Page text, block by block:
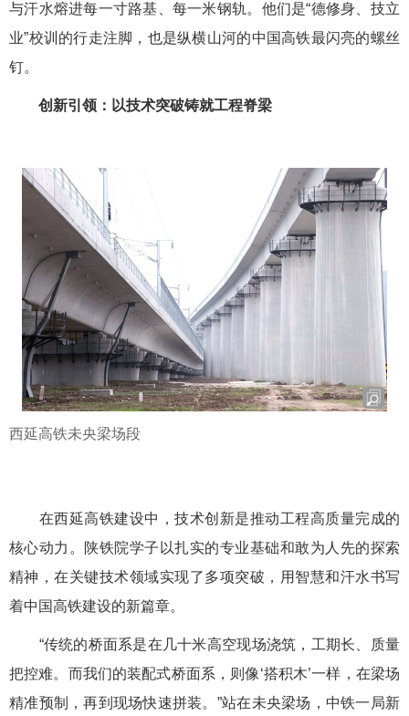
与汗水熔进每一寸路基、每一米钢轨。他们是“德修身、技立
业”校训的行走注脚，也是纵横山河的中国高铁最闪亮的螺丝
钉。
创新引领 ：以技术突破铸就工程脊梁
西延高铁未央梁场段
在西延高铁建设中，技术创新是推动工程高质量完成的
核心动力。陕铁院学子以扎实的专业基础和敢为人先的探索
精神，在关键技术领域实现了多项突破，用智慧和汗水书写
着中国高铁建设的新篇章。
“传统的桥面系是在几十米高空现场浇筑，工期长、质量
把控难。而我们的装配式桥面系，则像‘搭积木’一样，在梁场
精准预制，再到现场快速拼装。”站在未央梁场，中铁一局新